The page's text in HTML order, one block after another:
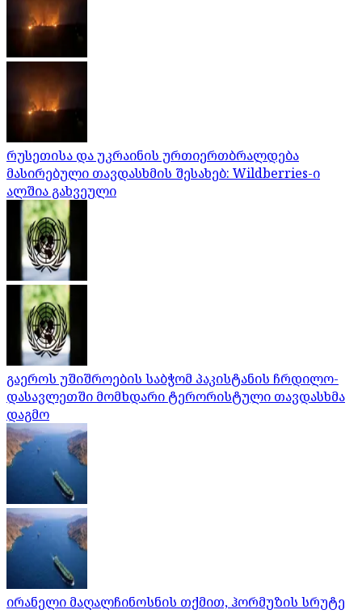
რუსეთისა და უკრაინის ურთიერთბრალდება
მასირებული თავდასხმის შესახებ: Wildberries-ი
ალშია გახვეული
გაეროს უშიშროების საბჭომ პაკისტანის ჩრდილო-
დასავლეთში მომხდარი ტერორისტული თავდასხმა
დაგმო
ირანელი მაღალჩინოსნის თქმით, ჰორმუზის სრუტე